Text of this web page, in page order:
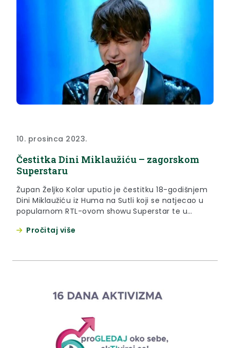
10. prosinca 2023.
Čestitka Dini Miklaužiću – zagorskom
Superstaru
Župan Željko Kolar uputio je čestitku 18-godišnjem
Dini Miklaužiću iz Huma na Sutli koji se natjecao u
popularnom RTL-ovom showu Superstar te u
“vokalne snage” s Hanom Ivković. “Dragi Dino,
Pročitaj više